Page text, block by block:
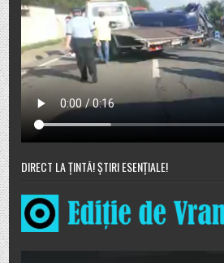
DIRECT LA ȚINTĂ! ȘTIRI ESENȚIALE!